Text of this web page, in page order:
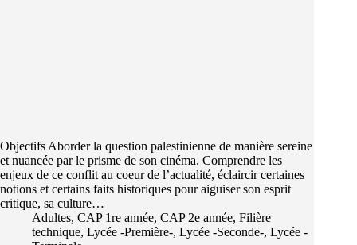
Objectifs Aborder la question palestinienne de manière sereine
et nuancée par le prisme de son cinéma. Comprendre les
enjeux de ce conflit au coeur de l’actualité, éclaircir certaines
notions et certains faits historiques pour aiguiser son esprit
critique, sa culture…
Adultes, CAP 1re année, CAP 2e année, Filière
technique, Lycée -Première-, Lycée -Seconde-, Lycée -